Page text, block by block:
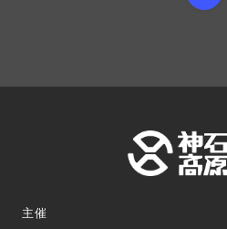
主催